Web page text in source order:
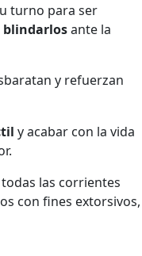
turno para ser
blindarlosante la
y refuerzan
y acabar con la vida
las corrientes
con fines extorsivos,